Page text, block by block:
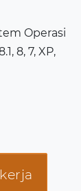
Operasi
8, 7, XP,